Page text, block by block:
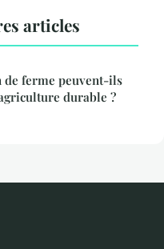
articles
de ferme peuvent-ils
durable ?